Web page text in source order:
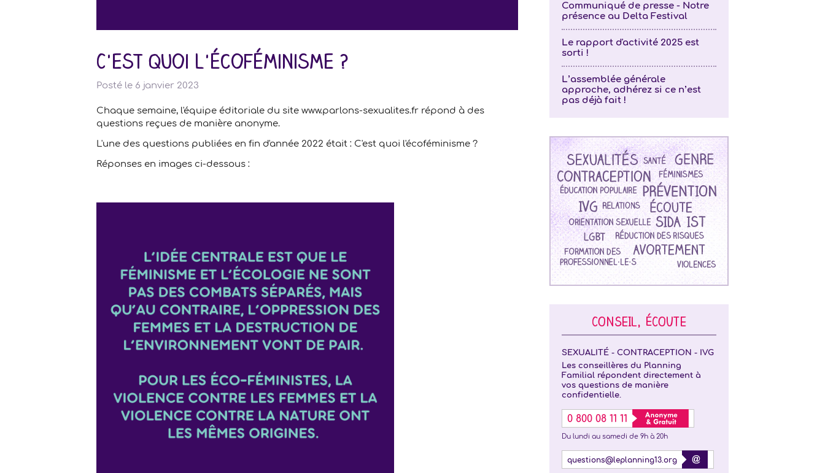
C'est quoi l'écoféminisme ?
Posté le 6 janvier 2023
Chaque semaine, l'équipe éditoriale du site www.parlons-sexualites.fr répond à des
questions reçues de manière anonyme.
L'une des questions publiées en fin d'année 2022 était : C'est quoi l'écoféminisme ?
Réponses en images ci-dessous :
Communiqué de presse - Notre
présence au Delta Festival
Le rapport d'activité 2025 est
sorti !
L’assemblée générale
approche, adhérez si ce n’est
pas déjà fait !
CONSEIL, ÉCOUTE
SEXUALITÉ - CONTRACEPTION - IVG
Les conseillères du Planning
Familial répondent directement à
vos questions de manière
confidentielle.
0 800 08 11 11
Du lundi au samedi de 9h à 20h
questions@leplanning13.org